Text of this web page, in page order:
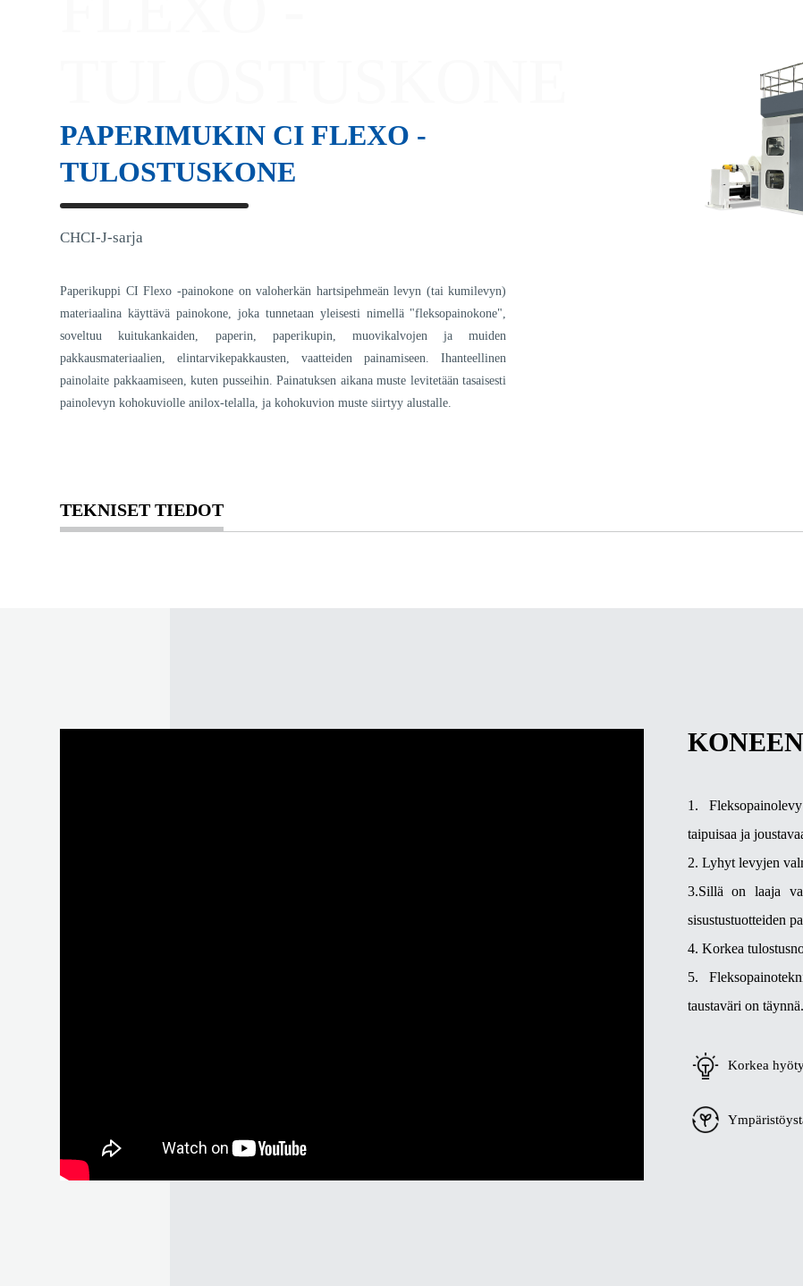
PAPERIMUKIN CI FLEXO -
TULOSTUSKONE
CHCI-J-sarja
Paperikuppi CI Flexo -painokone on valoherkän hartsipehmeän levyn (tai kumilevyn)
materiaalina käyttävä painokone, joka tunnetaan yleisesti nimellä "fleksopainokone",
soveltuu kuitukankaiden, paperin, paperikupin, muovikalvojen ja muiden
pakkausmateriaalien, elintarvikepakkausten, vaatteiden painamiseen. Ihanteellinen
painolaite pakkaamiseen, kuten pusseihin. Painatuksen aikana muste levitetään tasaisesti
painolevyn kohokuviolle anilox-telalla, ja kohokuvion muste siirtyy alustalle.
TEKNISET TIEDOT
1.
taipuisaa ja
2. Lyhyt levyjen
3.Sillä on laaja
sisustustuotteiden
4. Korkea
5.
taustaväri on täynnä.
Korkea